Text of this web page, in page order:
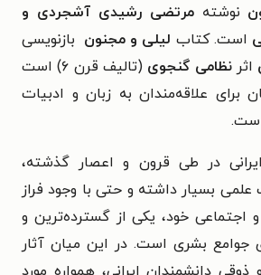
نوشته مرتضی رشیدی آشجردی و
است. کتاب لیلی و مجنون بازنویسی
اثرنظامی گنجوی
(تالیف قرن ۶) است
برای علاقه‌مندان به زبان و ادبیات
در طی قرون و اعصار گذشته،
بسیار داشته و حتی با وجود فراز
خود، یکی از گسترده‌ترین و
جوامع بشری است. در این میان آثار
دانشمندان ایرانی، همواره مورد